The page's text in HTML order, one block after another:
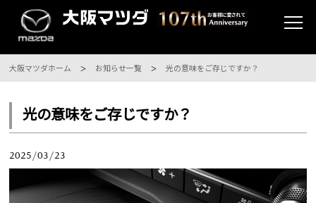
大阪マツダホーム お知らせ一覧 光の意味をご存じですか？
光の意味をご存じですか？
2025/03/23